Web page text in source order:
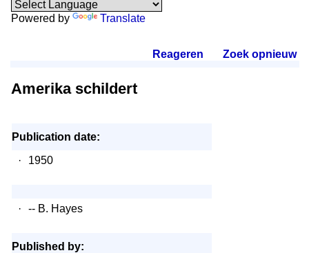
Powered by Translate
Reageren Zoek opnieuw.
Amerika schildert
Publication date:
·
1950
· -- B. Hayes
Published by: